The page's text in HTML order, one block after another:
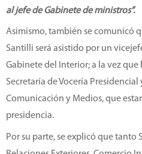
al jefe de Gabinete de ministros”.
Asimismo, también se comunicó
Santilli será asistido por un
Gabinete del Interior; a la vez
Secretaría de Vocería Presidencial
Comunicación y Medios, que
presidencia.
Por su parte, se explicó que